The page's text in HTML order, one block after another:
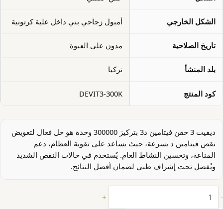
الشكل الخارجي أمبول زجاجي بني داخل علبة كرتونية
تاريخ الصلاحية مدون على العبوة
بلد المنشأ تركيا
كود المنتج DEVIT3-300K
ديفيت 3 حقن فيتامين د3 بتركيز 300000 وحدة هو حل فعال لتعويض
نقص فيتامين د بسرعة، حيث يساعد على تقوية العظام، دعم
المناعة، وتحسين النشاط العام. يُستخدم في حالات النقص الشديد
ويُفضل تحت إشراف طبي لضمان أفضل النتائج.
-
+